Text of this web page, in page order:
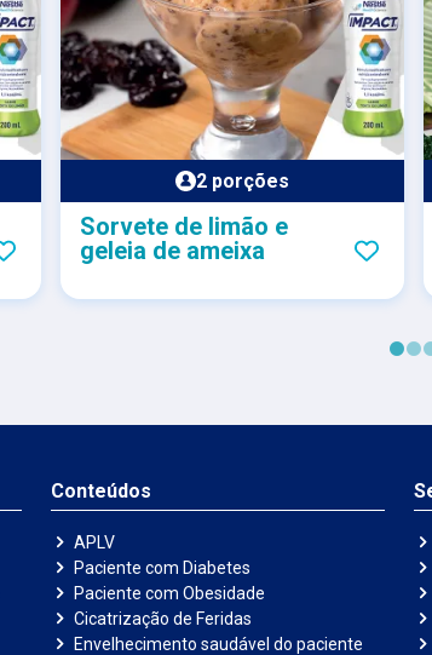
2 porções
Sorvete de limão e
geleia de ameixa
Conteúdos
APLV
Paciente com Diabetes
Paciente com Obesidade
Cicatrização de Feridas
Envelhecimento saudável do paciente